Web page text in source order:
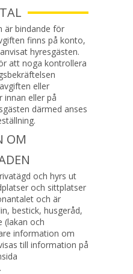
är bindande för
finns på konto,
hyresgästen.
att noga kontrollera
eller
innan eller på
därmed anses
OM
och hyrs ut
och sittplatser
och är
bestick, husgeråd,
(lakan och
information om
till information på
.